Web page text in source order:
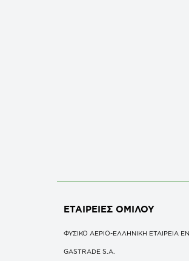
ΕΤΑΙΡΕΙΕΣΟΜΙΛΟΥ
ΦΥΣΙΚΟ ΑΕΡΙΟ-ΕΛΛΗΝΙΚΗ ΕΤΑΙΡΕΙΑ
GASTRADE S.A.